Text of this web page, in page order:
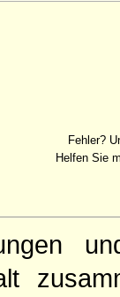
Fehler?
Helfen Sie